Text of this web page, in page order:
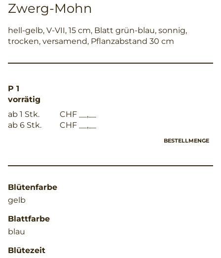
Zwerg-Mohn
hell-gelb, V-VII, 15 cm, Blatt grün-blau, sonnig,
trocken, versamend, Pflanzabstand 30 cm
P 1
vorrätig
ab 1 Stk.
CHF __,__
ab 6 Stk.
CHF __,__
BESTELLMENGE
Blütenfarbe
gelb
Blattfarbe
blau
Blütezeit